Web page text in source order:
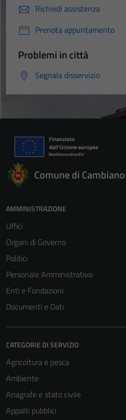
Richiedi assistenza
Prenota appuntamento
Problemi in città
Segnala disservizio
Comune di Cambiano
AMMINISTRAZIONE
Uffici
Organi di Governo
Politici
Personale Amministrativo
Enti e Fondazioni
Documenti e Dati
CATEGORIE DI SERVIZIO
Agricoltura e pesca
Ambiente
Anagrafe e stato civile
Appalti pubblici